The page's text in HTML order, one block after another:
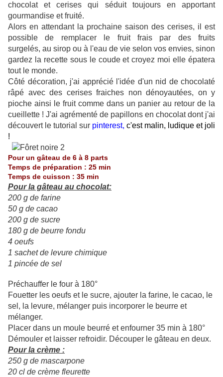
chocolat et cerises qui séduit toujours en apportant
gourmandise et fruité.
Alors en attendant la prochaine saison des cerises, il est
possible de remplacer le fruit frais par des fruits
surgelés, au sirop ou à l'eau de vie selon vos envies, sinon
gardez la recette sous le coude et croyez moi elle épatera
tout le monde.
Côté décoration, j'ai apprécié l'idée d'un nid de chocolaté
râpé avec des cerises fraiches non dénoyautées, on y
pioche ainsi le fruit comme dans un panier au retour de la
cueillette ! J'ai agrémenté de papillons en chocolat dont j'ai
découvert le tutorial sur pinterest, c'est malin, ludique et joli
!
Pour un gâteau de 6 à 8 parts
Temps de préparation : 25 min
Temps de cuisson : 35 min
Pour la gâteau au chocolat:
200 g de farine
50 g de cacao
200 g de sucre
180 g de beurre fondu
4 oeufs
1 sachet de levure chimique
1 pincée de sel
Préchauffer le four à 180°
Fouetter les oeufs et le sucre, ajouter la farine, le cacao, le
sel, la levure, mélanger puis incorporer le beurre et
mélanger.
Placer dans un moule beurré et enfourner 35 min à 180°
Démouler et laisser refroidir. Découper le gâteau en deux.
Pour la crème :
250 g de mascarpone
20 cl de crème fleurette